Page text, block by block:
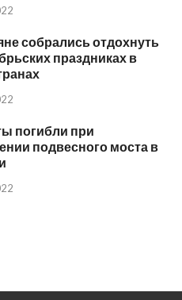
собрались отдохнуть
праздниках в
погибли при
подвесного моста в